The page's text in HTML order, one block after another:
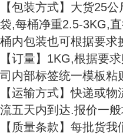
【包装方式】大货25
袋,每桶净重2.5-3KG,
桶内包装也可根据要求
【订量】1KG,根据要
司内部标签统一模板粘
【运输方式】快递或
流五天内到达.报价一
【质量条款】每批货